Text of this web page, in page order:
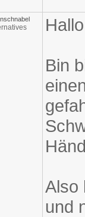
Bin
Also
und